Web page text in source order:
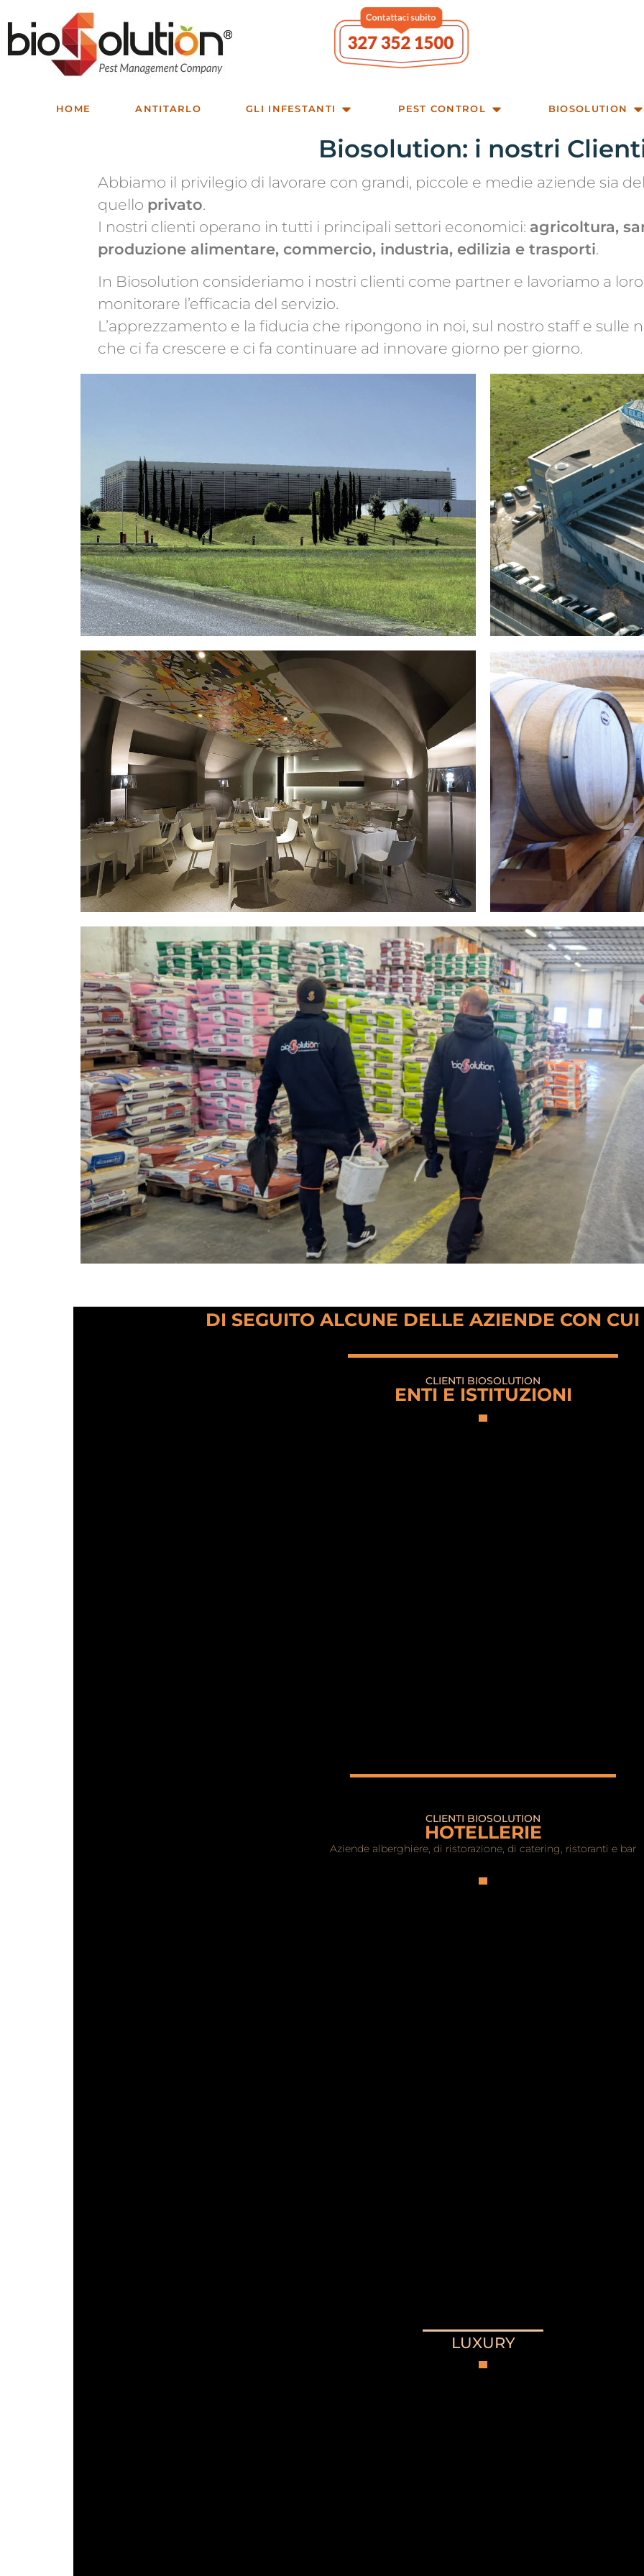
HOME ANTITARLO GLI INFESTANTI PEST CONTROL BIOSOLUTION
Biosolution: i nostri
Abbiamo il privilegio di lavorare con grandi, piccole e medie aziende sia
quello privato.
I nostri clienti operano in tutti i principali settori economici: agricoltura,
produzione alimentare, commercio, industria, edilizia e trasporti.
In Biosolution consideriamo i nostri clienti come partner e lavoriamo a
monitorare l’efficacia del servizio.
L’apprezzamento e la fiducia che ripongono in noi, sul nostro staff e sulle
che ci fa crescere e ci fa continuare ad innovare giorno per giorno.
DI SEGUITO ALCUNE DELLE AZIENDE CON
CLIENTI BIOSOLUTION
ENTI E ISTITUZIONI
CLIENTI BIOSOLUTION
HOTELLERIE
Aziende alberghiere, di ristorazione, di catering, ristoranti e bar
LUXURY